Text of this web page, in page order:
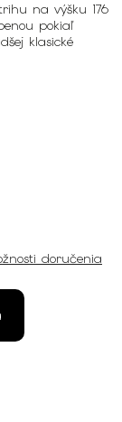
na výšku 176
pokiaľ
klasické
doručenia